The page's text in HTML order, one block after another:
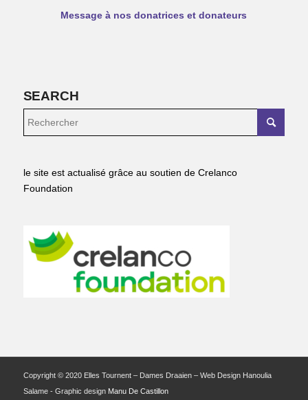
Message à nos donatrices et donateurs
SEARCH
le site est actualisé grâce au soutien de Crelanco
Foundation
Copyright © 2020 Elles Tournent – Dames Draaien – Web Design Hanoulia
Salame - Graphic design Manu De Castillon